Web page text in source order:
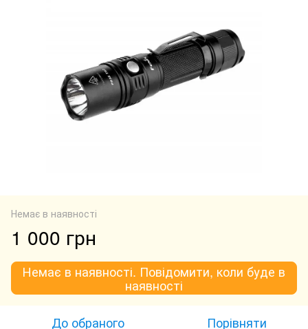
Немає в наявності
1 000 грн
Немає в наявності. Повідомити, коли буде в
наявності
До обраного Порівняти